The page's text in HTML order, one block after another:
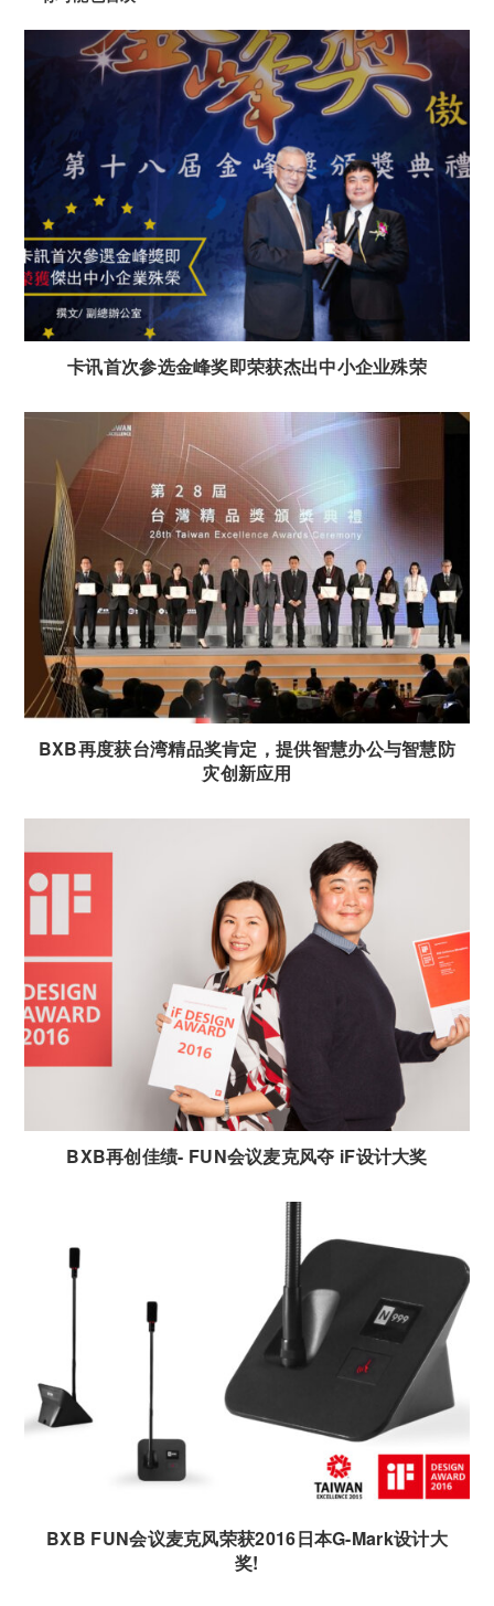
卡讯首次参选金峰奖即荣获杰出中小企业殊荣
BXB再度获台湾精品奖肯定，提供智慧办公与智慧防
灾创新应用
BXB再创佳绩- FUN会议麦克风夺 iF设计大奖
BXB FUN会议麦克风荣获2016日本G-Mark设计大
奖!